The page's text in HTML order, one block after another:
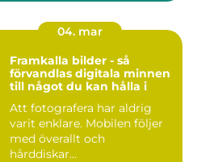
04. mar
Framkalla bilder - så
förvandlas digitala minnen
till något du kan hålla i
Att fotografera har aldrig
varit enklare. Mobilen följer
med överallt och
hårddiskar...